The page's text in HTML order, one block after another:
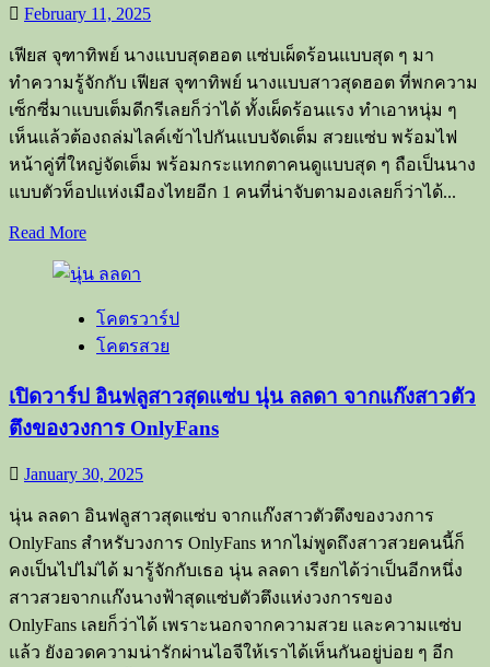
February 11, 2025
เฟียส จุฑาทิพย์ นางแบบสุดฮอต แซ่บเผ็ดร้อนแบบสุด ๆ มา
ทำความรู้จักกับ เฟียส จุฑาทิพย์ นางแบบสาวสุดฮอต ที่พกความ
เซ็กซี่มาแบบเต็มดีกรีเลยก็ว่าได้ ทั้งเผ็ดร้อนแรง ทำเอาหนุ่ม ๆ
เห็นแล้วต้องถล่มไลค์เข้าไปกันแบบจัดเต็ม สวยแซ่บ พร้อมไฟ
หน้าคู่ที่ใหญ่จัดเต็ม พร้อมกระแทกตาคนดูแบบสุด ๆ ถือเป็นนาง
แบบตัวท็อปแห่งเมืองไทยอีก 1 คนที่น่าจับตามองเลยก็ว่าได้...
Read MoreRead
about
วาร์
แบบ
สุด
เฟียส
จุฑา
ทิพย์
แซ่
บ
เผ็ด
ร้อน
โคตรวาร์ป
โคตรสวย
เปิดวาร์ป อินฟลูสาวสุดแซ่บ นุ่น ลลดา จากแก๊งสาวตัว
ตึงของวงการ OnlyFans
January 30, 2025
นุ่น ลลดา อินฟลูสาวสุดแซ่บ จากแก๊งสาวตัวตึงของวงการ
OnlyFans สำหรับวงการ OnlyFans หากไม่พูดถึงสาวสวยคนนี้ก็
คงเป็นไปไม่ได้ มารู้จักกับเธอ นุ่น ลลดา เรียกได้ว่าเป็นอีกหนึ่ง
สาวสวยจากแก๊งนางฟ้าสุดแซ่บตัวตึงแห่งวงการของ
OnlyFans เลยก็ว่าได้ เพราะนอกจากความสวย และความแซ่บ
แล้ว ยังอวดความน่ารักผ่านไอจีให้เราได้เห็นกันอยู่บ่อย ๆ อีก